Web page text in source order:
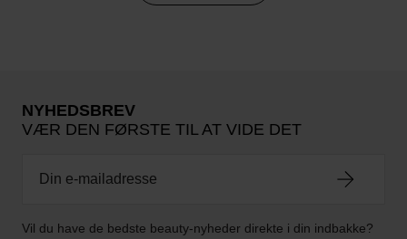
NYHEDSBREV
VÆR DEN FØRSTE TIL AT VIDE DET
Vil du have de bedste beauty-nyheder direkte i din indbakke?